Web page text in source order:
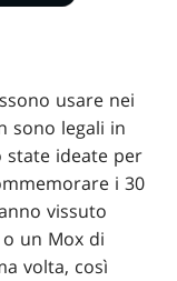
usare nei
sono legali in
state ideate per
i 30
vissuto
un Mox di
volta, così